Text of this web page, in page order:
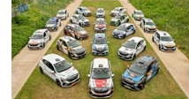
da mítica prova de ciclismo
e leva a sua gama SUV
multi-energia às estradas
de Portugal